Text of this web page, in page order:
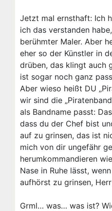
Jetzt mal ernsthaft: Ich
ich das verstanden
berühmter Maler. Aber
eher so der Künstler in
drüben, das klingt auch
ist sogar noch ganz
Aber wieso heißt DU
wir sind die
als Bandname passt:
dass du der Chef bist
auf zu grinsen, das ist
mich von dir ungefähr
herumkommandieren
Nase in Ruhe lässt,
aufhörst zu grinsen, Herr
Grml… was… was ist?